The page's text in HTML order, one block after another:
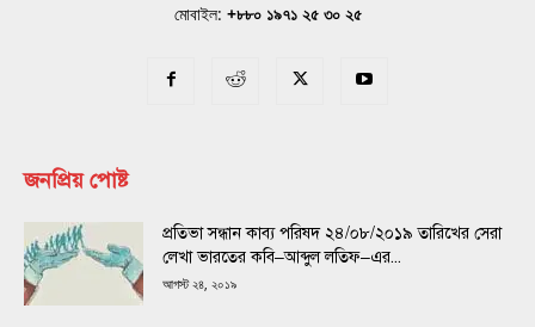
মোবাইল: +৮৮০ ১৯৭১ ২৫ ৩০ ২৫
জনপ্রিয় পোষ্ট
প্রতিভা সন্ধান কাব্য পরিষদ ২৪/০৮/২০১৯ তারিখের সেরা
লেখা ভারতের কবি–আব্দুল লতিফ–এর...
আগস্ট ২৪, ২০১৯